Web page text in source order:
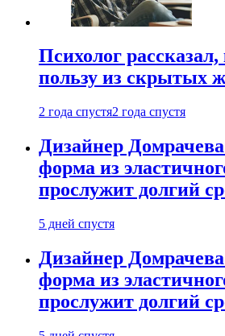
Психолог
пользу из скрытых
2 года спустя2 года спустя
Дизайнер
форма из
прослужит долгий
5 дней спустя
Дизайнер
форма из
прослужит долгий